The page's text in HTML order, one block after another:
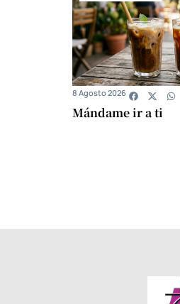
Mándame ir a ti
8 Agosto 2026